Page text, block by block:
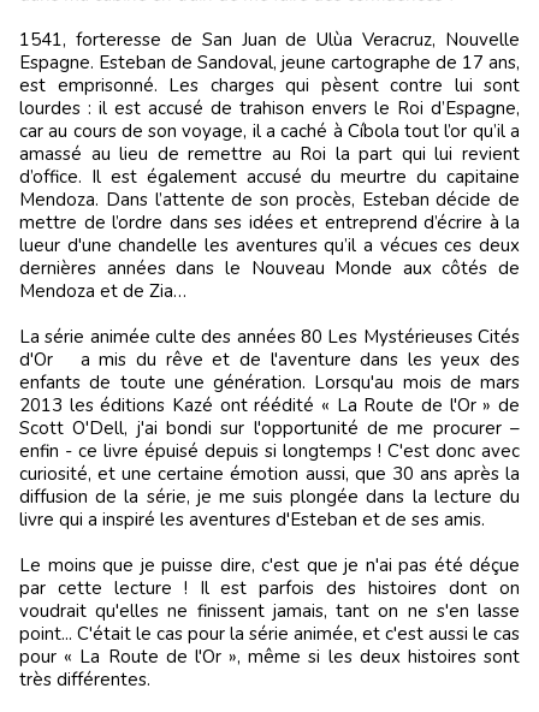
1541, forteresse de San Juan de Ulùa Veracruz, Nouvelle
Espagne. Esteban de Sandoval, jeune cartographe de 17 ans,
est emprisonné. Les charges qui pèsent contre lui sont
lourdes : il est accusé de trahison envers le Roi d’Espagne,
car au cours de son voyage, il a caché à Cíbola tout l’or qu’il a
amassé au lieu de remettre au Roi la part qui lui revient
d’office. Il est également accusé du meurtre du capitaine
Mendoza. Dans l’attente de son procès, Esteban décide de
mettre de l’ordre dans ses idées et entreprend d’écrire à la
lueur d'une chandelle les aventures qu’il a vécues ces deux
dernières années dans le Nouveau Monde aux côtés de
Mendoza et de Zia…
La série animée culte des années 80 Les Mystérieuses Cités
d'Or a mis du rêve et de l'aventure dans les yeux des
enfants de toute une génération. Lorsqu'au mois de mars
2013 les éditions Kazé ont réédité « La Route de l'Or » de
Scott O'Dell, j'ai bondi sur l'opportunité de me procurer –
enfin - ce livre épuisé depuis si longtemps ! C'est donc avec
curiosité, et une certaine émotion aussi, que 30 ans après la
diffusion de la série, je me suis plongée dans la lecture du
livre qui a inspiré les aventures d'Esteban et de ses amis.
Le moins que je puisse dire, c'est que je n'ai pas été déçue
par cette lecture ! Il est parfois des histoires dont on
voudrait qu'elles ne finissent jamais, tant on ne s'en lasse
point... C'était le cas pour la série animée, et c'est aussi le cas
pour « La Route de l'Or », même si les deux histoires sont
très différentes.